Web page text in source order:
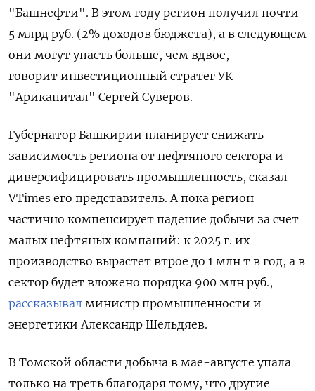
"Башнефти". В этом году регион получил почти
5 млрд руб. (2% доходов бюджета), а в следующем
они могут упасть больше, чем вдвое,
говорит инвестиционный стратег УК
"Арикапитал" Сергей Суверов.
Губернатор Башкирии планирует снижать
зависимость региона от нефтяного сектора и
диверсифицировать промышленность, сказал
VTimes его представитель. А пока регион
частично компенсирует падение добычи за счет
малых нефтяных компаний: к 2025 г. их
производство вырастет втрое до 1 млн т в год, а в
сектор будет вложено порядка 900 млн руб.,
рассказывал министр промышленности и
энергетики Александр Шельдяев.
В Томской области добыча в мае-августе упала
только на треть благодаря тому, что другие